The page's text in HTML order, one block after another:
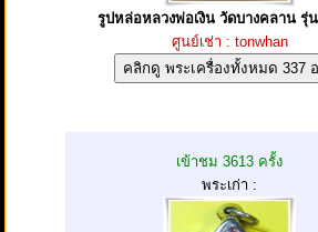
รูปหล่อหลวงพ่อเงิน วัดบางคลาน รุ่
ศูนย์เช่า : tonwhan
เข้าชม 3613 ครั้ง
พระเก่า :